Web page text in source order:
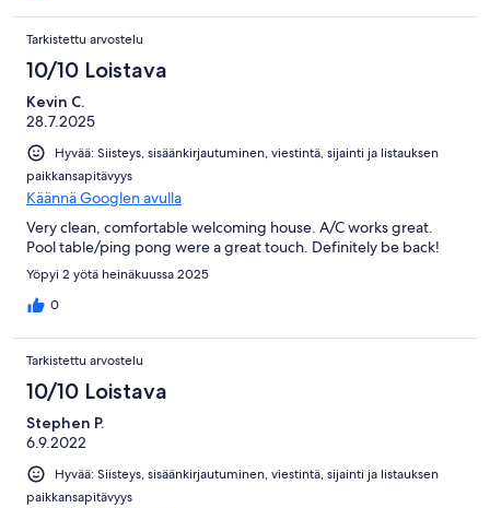
Tarkistettu arvostelu
10/10 Loistava
Kevin C.
28.7.2025
Hyvää: Siisteys, sisäänkirjautuminen, viestintä, sijainti ja listauksen
paikkansapitävyys
Käännä Googlen avulla
Very clean, comfortable welcoming house. A/C works great.
Pool table/ping pong were a great touch. Definitely be back!
Yöpyi 2 yötä heinäkuussa 2025
0
Tarkistettu arvostelu
10/10 Loistava
Stephen P.
6.9.2022
Hyvää: Siisteys, sisäänkirjautuminen, viestintä, sijainti ja listauksen
paikkansapitävyys